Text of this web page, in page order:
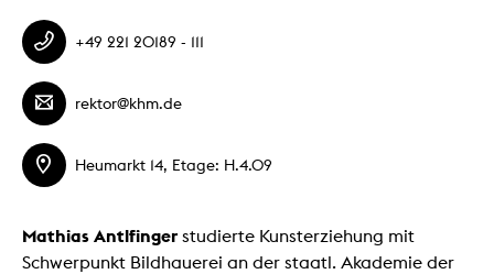
+49 221 20189 - 111
rektor@khm.de
Heumarkt 14, Etage: H.4.09
Mathias Antlfinger studierte Kunsterziehung mit
Schwerpunkt Bildhauerei an der staatl. Akademie der